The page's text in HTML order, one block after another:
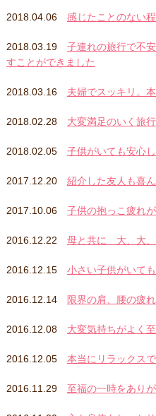
2018.04.06 感じたことのない
2018.03.19
子連れの旅行で不
すことができました
2018.03.16 夫婦でスッキリ。
2018.02.28 大変満足のいく旅
2018.02.05 子供がいても安心
2017.12.20 紹介した友人も喜ん
2017.10.06 子供の抱っこ疲れ
2016.12.22 母と共に 大、大、
2016.12.15 小さい子供がいて
2016.12.14 限界の肩、腰の疲
2016.12.08 大変気持ちがよく
2016.12.05 本当にリラックス
2016.11.29 至福の一時をあり